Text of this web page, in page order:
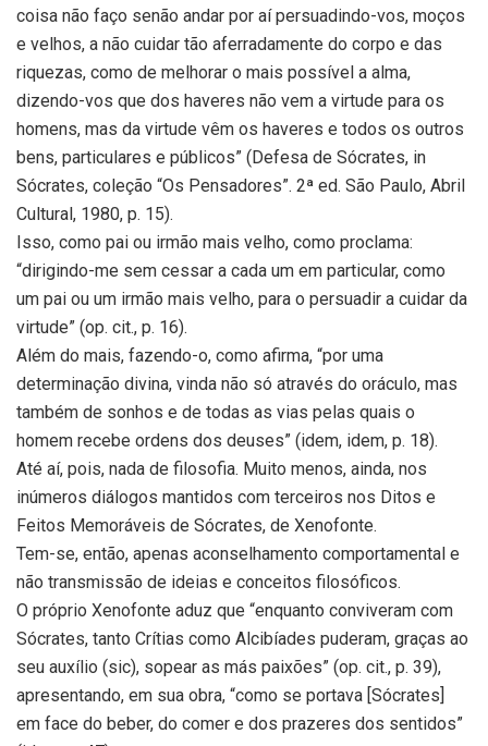
coisa não faço senão andar por aí persuadindo-vos, moços
e velhos, a não cuidar tão aferradamente do corpo e das
riquezas, como de melhorar o mais possível a alma,
dizendo-vos que dos haveres não vem a virtude para os
homens, mas da virtude vêm os haveres e todos os outros
bens, particulares e públicos” (Defesa de Sócrates, in
Sócrates, coleção “Os Pensadores”. 2ª ed. São Paulo, Abril
Cultural, 1980, p. 15).
Isso, como pai ou irmão mais velho, como proclama:
“dirigindo-me sem cessar a cada um em particular, como
um pai ou um irmão mais velho, para o persuadir a cuidar da
virtude” (op. cit., p. 16).
Além do mais, fazendo-o, como afirma, “por uma
determinação divina, vinda não só através do oráculo, mas
também de sonhos e de todas as vias pelas quais o
homem recebe ordens dos deuses” (idem, idem, p. 18).
Até aí, pois, nada de filosofia. Muito menos, ainda, nos
inúmeros diálogos mantidos com terceiros nos Ditos e
Feitos Memoráveis de Sócrates, de Xenofonte.
Tem-se, então, apenas aconselhamento comportamental e
não transmissão de ideias e conceitos filosóficos.
O próprio Xenofonte aduz que “enquanto conviveram com
Sócrates, tanto Crítias como Alcibíades puderam, graças ao
seu auxílio (sic), sopear as más paixões” (op. cit., p. 39),
apresentando, em sua obra, “como se portava [Sócrates]
em face do beber, do comer e dos prazeres dos sentidos”